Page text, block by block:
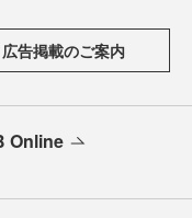
広告掲載のご案内
Online